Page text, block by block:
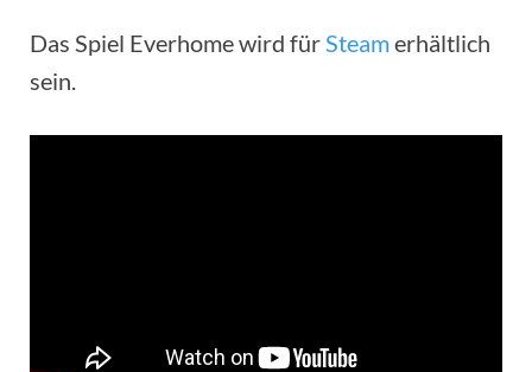
Das Spiel Everhome wird fürSteamerhältlich
sein.